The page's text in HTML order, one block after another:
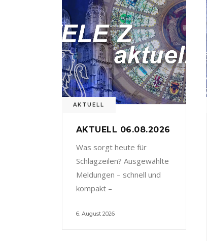
AKTUELL
AKTUELL 06.08.2026
Was sorgt heute für
Schlagzeilen? Ausgewählte
Meldungen – schnell und
kompakt –
6. August 2026